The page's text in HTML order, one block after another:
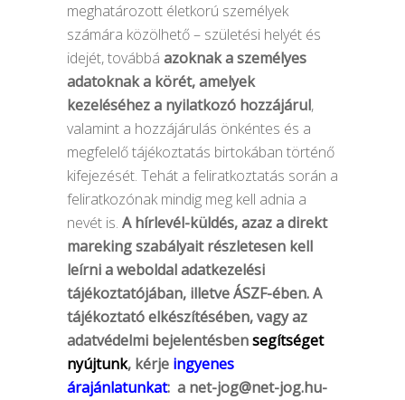
meghatározott életkorú személyek
számára közölhető – születési helyét és
idejét, továbbá azoknak a személyes
adatoknak a körét, amelyek
kezeléséhez a nyilatkozó hozzájárul,
valamint a hozzájárulás önkéntes és a
megfelelő tájékoztatás birtokában történő
kifejezését. Tehát a feliratkoztatás során a
feliratkozónak mindig meg kell adnia a
nevét is. A hírlevél-küldés, azaz a direkt
mareking szabályait részletesen kell
leírni a weboldal adatkezelési
tájékoztatójában, illetve ÁSZF-ében. A
tájékoztató elkészítésében, vagy az
adatvédelmi bejelentésbensegítséget
nyújtunk, kérje ingyenes
árajánlatunkat: a net-jog@net-jog.hu-